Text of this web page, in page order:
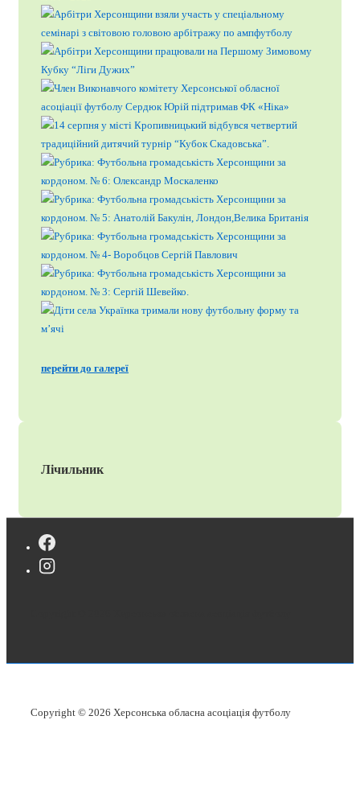
перейти до галереї
Лічильник
Copyright © 2026 Херсонська обласна асоціація футболу